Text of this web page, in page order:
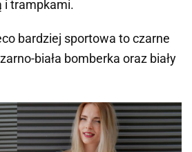
i trampkami.
bardziej sportowa to czarne
biała bomberka oraz biały